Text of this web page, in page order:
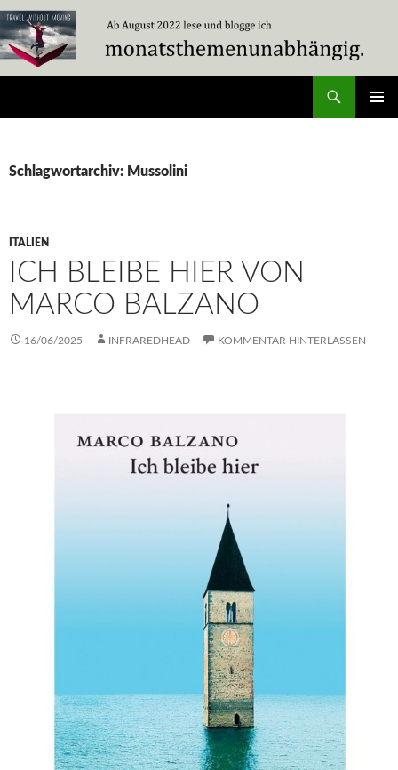
Zum
Inhalt
springen
Schlagwortarchiv: Mussolini
ITALIEN
ICH BLEIBE HIER VON
MARCO BALZANO
16/06/2025 INFRAREDHEAD KOMMENTAR HINTERLASSEN